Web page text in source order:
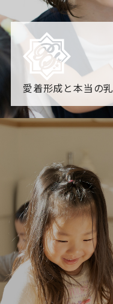
愛着形成と本当の
園からのお知らせ
「すくすく子育て」で
各園のブログ
2026.08.06 赤しそジ
5 【そら組】誕生会
一覧を見る